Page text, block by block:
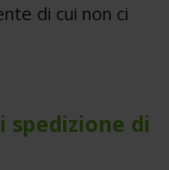
di cui non ci
spedizione di